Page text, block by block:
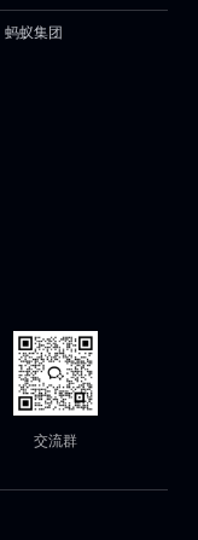
蚂蚁集团
交流群